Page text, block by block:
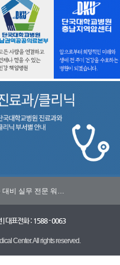
대비 실무 전문 워…
| 대표전화 : 1588 - 0063
Center. All rights reserved.